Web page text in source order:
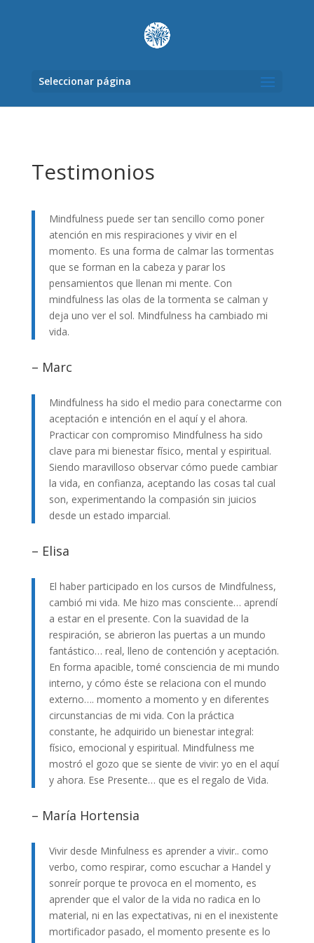
Seleccionar página
Testimonios
Mindfulness puede ser tan sencillo como poner
atención en mis respiraciones y vivir en el
momento. Es una forma de calmar las tormentas
que se forman en la cabeza y parar los
pensamientos que llenan mi mente. Con
mindfulness las olas de la tormenta se calman y
deja uno ver el sol. Mindfulness ha cambiado mi
vida.
– Marc
Mindfulness ha sido el medio para conectarme con
aceptación e intención en el aquí y el ahora.
Practicar con compromiso Mindfulness ha sido
clave para mi bienestar físico, mental y espiritual.
Siendo maravilloso observar cómo puede cambiar
la vida, en confianza, aceptando las cosas tal cual
son, experimentando la compasión sin juicios
desde un estado imparcial.
– Elisa
El haber participado en los cursos de Mindfulness,
cambió mi vida. Me hizo mas consciente… aprendí
a estar en el presente. Con la suavidad de la
respiración, se abrieron las puertas a un mundo
fantástico… real, lleno de contención y aceptación.
En forma apacible, tomé consciencia de mi mundo
interno, y cómo éste se relaciona con el mundo
externo…. momento a momento y en diferentes
circunstancias de mi vida. Con la práctica
constante, he adquirido un bienestar integral:
físico, emocional y espiritual. Mindfulness me
mostró el gozo que se siente de vivir: yo en el aquí
y ahora. Ese Presente… que es el regalo de Vida.
– María Hortensia
Vivir desde Minfulness es aprender a vivir.. como
verbo, como respirar, como escuchar a Handel y
sonreír porque te provoca en el momento, es
aprender que el valor de la vida no radica en lo
material, ni en las expectativas, ni en el inexistente
mortificador pasado, el momento presente es lo